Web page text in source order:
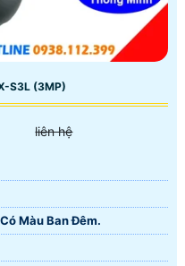
S3L (3MP)
liên hệ
Màu Ban Ðêm.